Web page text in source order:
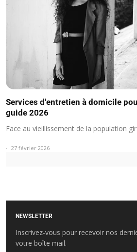
Services d'entretien à domicile
guide 2026
Face au vieillissement de la population
27 février 2026
NEWSLETTER
Inscrivez-vous pour recevoir nos
votre boîte mail.